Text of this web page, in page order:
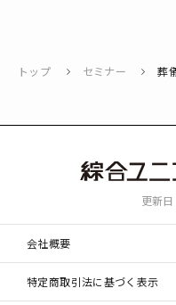
トップ セミナー 葬
ニ
コ
更新
会社概要
特定商取引法に基づく表示